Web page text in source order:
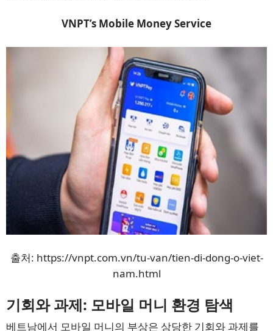
VNPT’s Mobile Money Service
출처: https://vnpt.com.vn/tu-van/tien-di-dong-o-viet-
nam.html
기회와 과제: 모바일 머니 환경 탐색
베트남에서 모바일 머니의 부상은 상당한 기회와 과제를